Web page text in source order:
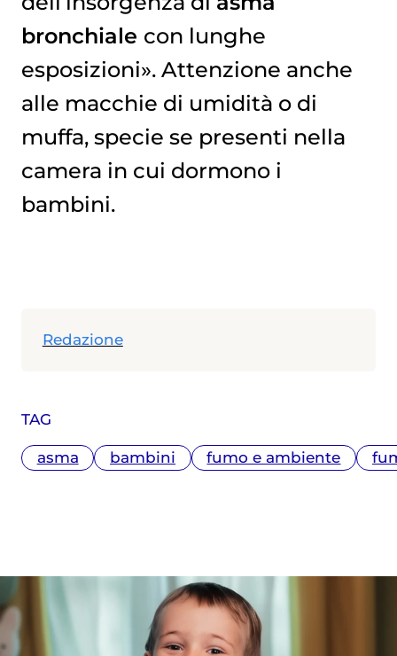
TAG
asma bambini fumo e ambiente
bronchiale con lunghe
esposizioni». Attenzione anche
alle macchie di umidità o di
muffa, specie se presenti nella
camera in cui dormono i
bambini.
Redazione